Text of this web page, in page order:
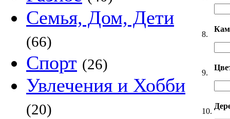
Семья, Дом, Дети
(66)
Спорт (26)
Увлечения и Хобби
(20)
8.
9.
10.